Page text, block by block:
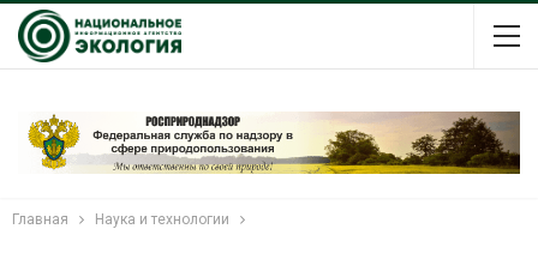
Главная Наука и технологии